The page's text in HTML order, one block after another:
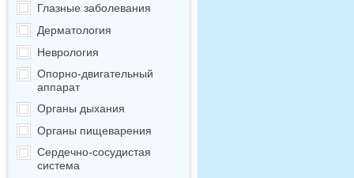
Глазные заболевания
Дерматология
Неврология
Опорно-двигательный
аппарат
Органы дыхания
Органы пищеварения
Сердечно-сосудистая
система